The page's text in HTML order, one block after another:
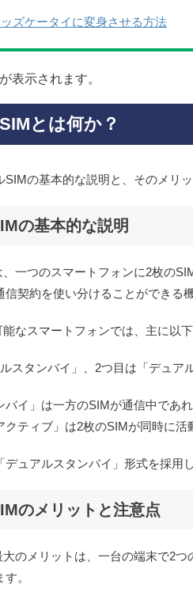
ズケータイに変身させる方法
表示されます。
とは何か？
SIMの基本的な説明と、そのメリ
の基本的な説明
一つのスマートフォンに2枚の
信契約を使い分けることができる
なスマートフォンでは、主に以
スタンバイ」、2つ目は「デュア
バイ」は一方のSIMが通信中であ
ティブ」は2枚のSIMが同時に活
デュアルスタンバイ」形式を採用
のメリットと注意点
のメリットは、一台の端末で2
。